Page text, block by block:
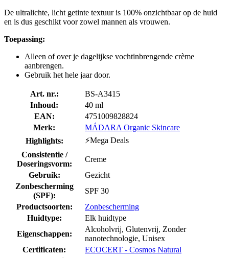
De ultralichte, licht getinte textuur is 100% onzichtbaar op de huid
en is dus geschikt voor zowel mannen als vrouwen.
Toepassing:
Alleen of over je dagelijkse vochtinbrengende crème
aanbrengen.
Gebruik het hele jaar door.
Art. nr.:
BS-A3415
Inhoud:
40 ml
EAN:
4751009828824
Merk:
MÁDARA Organic Skincare
Highlights:
⚡Mega Deals
Consistentie /
Doseringsvorm:
Creme
Gebruik:
Gezicht
Zonbescherming
(SPF):
SPF 30
Productsoorten:
Zonbescherming
Huidtype:
Elk huidtype
Eigenschappen:
Alcoholvrij, Glutenvrij, Zonder
nanotechnologie, Unisex
Certificaten:
ECOCERT - Cosmos Natural